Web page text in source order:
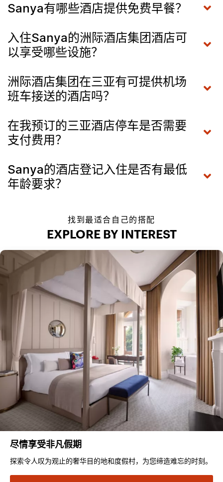
Sanya有哪些酒店提供免费早餐？
入住Sanya的洲际酒店集团酒店可
以享受哪些设施？
洲际酒店集团在三亚有可提供机场
班车接送的酒店吗？
在我预订的三亚酒店停车是否需要
支付费用？
Sanya的酒店登记入住是否有最低
年龄要求？
找到最适合自己的搭配
EXPLORE BY INTEREST
尽情享受非凡假期
探索令人叹为观止的奢华目的地和度假村，为您缔造难忘的时刻。